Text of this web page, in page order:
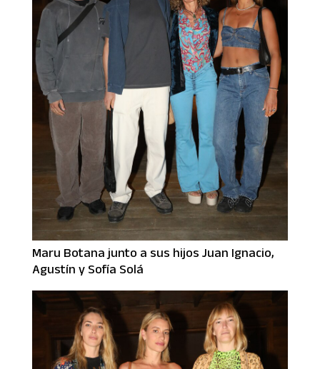
Maru Botana junto a sus hijos Juan Ignacio,
Agustín y Sofía Solá